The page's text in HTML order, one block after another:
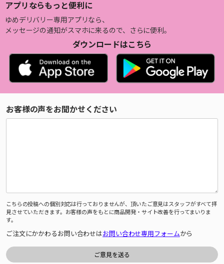
アプリならもっと便利に
ゆめデリバリー専用アプリなら、
メッセージの通知がスマホに来るので、さらに便利。
ダウンロードはこちら
お客様の声をお聞かせください
こちらの投稿への個別対応は行っておりませんが、頂いたご意見はスタッフがすべて拝
見させていただきます。お客様の声をもとに商品開発・サイト改善を行ってまいりま
す。
ご注文にかかわるお問い合わせはお問い合わせ専用フォームから